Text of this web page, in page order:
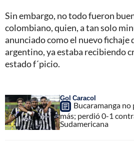
Sin embargo, no todo fueron
colombiano, quien, a tan solo
anunciado como el nuevo fichaje
argentino, ya estaba recibiendo
estado f´picio.
Gol Caracol
Bucaramanga no
más; perdió 0-1
Sudamericana